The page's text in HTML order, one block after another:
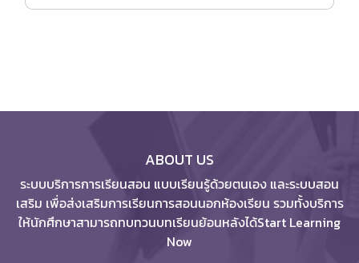
ABOUT US
ระบบบริการการเรียนสอน แบบเรียนรู้ด้วยตนเอง และระบบสอน
เสริม เพื่อส่งเสริมการเรียนการสอนนอกห้องเรียน รวมทั้งบริการ
ให้นักศึกษาสามารถทบทวนบทเรียนย้อนหลังได้Start Learning
Now